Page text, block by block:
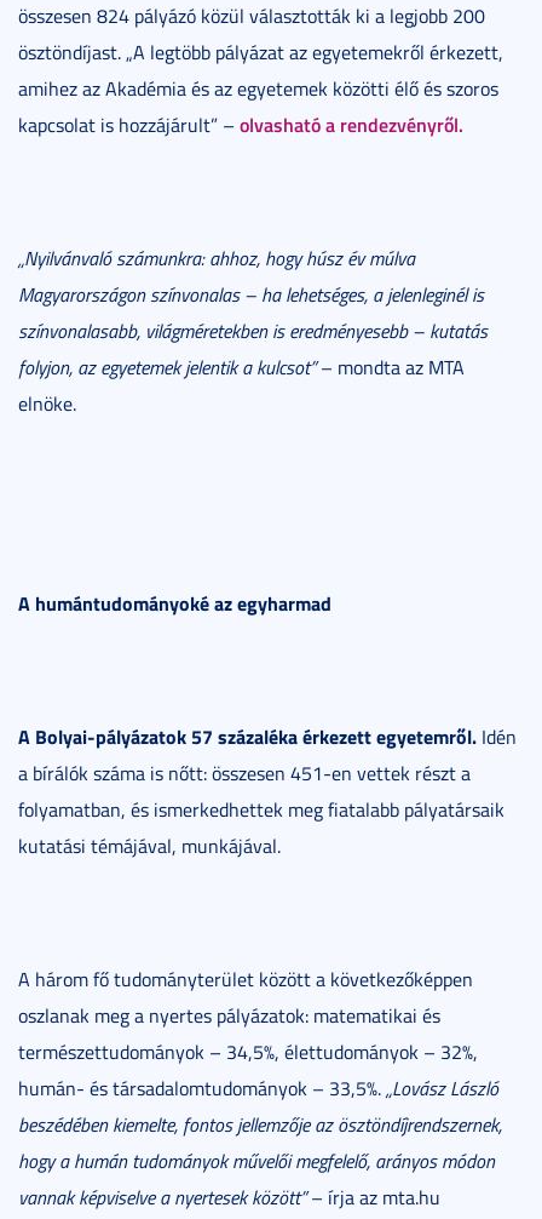
összesen 824 pályázó közül választották ki a legjobb 200
ösztöndíjast. „A legtöbb pályázat az egyetemekről érkezett,
amihez az Akadémia és az egyetemek közötti élő és szoros
kapcsolat is hozzájárult” – olvasható a rendezvényről.
„Nyilvánvaló számunkra: ahhoz, hogy húsz év múlva
Magyarországon színvonalas – ha lehetséges, a jelenleginél is
színvonalasabb, világméretekben is eredményesebb – kutatás
folyjon, az egyetemek jelentik a kulcsot”– mondta az MTA
elnöke.
A humántudományoké az egyharmad
A Bolyai-pályázatok 57 százaléka érkezett egyetemről. Idén
a bírálók száma is nőtt: összesen 451-en vettek részt a
folyamatban, és ismerkedhettek meg fiatalabb pályatársaik
kutatási témájával, munkájával.
A három fő tudományterület között a következőképpen
oszlanak meg a nyertes pályázatok: matematikai és
természettudományok – 34,5%, élettudományok – 32%,
humán- és társadalomtudományok – 33,5%.„Lovász László
beszédében kiemelte, fontos jellemzője az ösztöndíjrendszernek,
hogy a humán tudományok művelői megfelelő, arányos módon
vannak képviselve a nyertesek között”– írja az mta.hu